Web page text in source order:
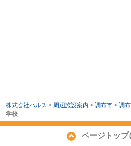
株式会社ハルス > 周辺施設案内 > 調布市 > 調
学校
ページトップ